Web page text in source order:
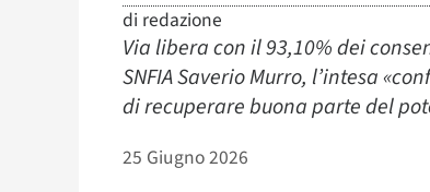
di redazione
Via libera con il 93,10% dei
SNFIA Saverio Murro, l’intesa
di recuperare buona parte del
25 Giugno 2026